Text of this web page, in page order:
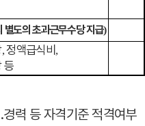
별도의 초과근무수당 지급)
,정액급식비 ,
등
․경력 등 자격기준 적격여부